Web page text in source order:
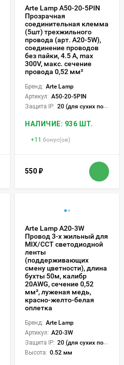
Arte Lamp A50-20-5PIN
Прозрачная
соединительная клемма
(5шт) трехжильного
провода (арт. A20-5W),
соединение проводов
без пайки, 4.5 А, max
300V, макс. сечение
провода 0,52 мм²
Бренд: Arte Lamp
Артикул: A50-20-5PIN
Защита IP: 20 (для сухих пом.)
НАЛИЧИЕ: 936 ШТ.
+11 бонус(ов)
550 ₽
Arte Lamp A20-3W
Провод 3-х жильный для
MIX/ССT светодиодной
ленты
(поддерживающих
смену цветности), длина
бухты 50м, калибр
20AWG, сечение 0,52
мм², луженая медь,
красно-желто-белая
оплетка
Бренд: Arte Lamp
Артикул: A20-3W
Защита IP: 20 (для сухих пом.)
Высота: 0.52 мм